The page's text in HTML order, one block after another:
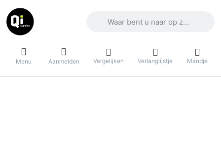
Menu Aanmelden Vergelijken Verlanglijstje Mandje